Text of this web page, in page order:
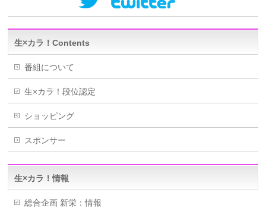
生×カラ！Contents
番組について
生×カラ！段位認定
ショッピング
スポンサー
生×カラ！情報
総合企画 新栄：情報